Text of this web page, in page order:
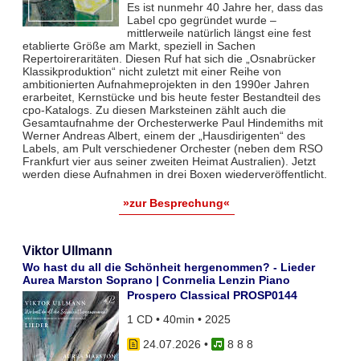
Es ist nunmehr 40 Jahre her, dass das
Label cpo gegründet wurde –
mittlerweile natürlich längst eine fest
etablierte Größe am Markt, speziell in Sachen
Repertoireraritäten. Diesen Ruf hat sich die „Osnabrücker
Klassikproduktion“ nicht zuletzt mit einer Reihe von
ambitionierten Aufnahmeprojekten in den 1990er Jahren
erarbeitet, Kernstücke und bis heute fester Bestandteil des
cpo-Katalogs. Zu diesen Marksteinen zählt auch die
Gesamtaufnahme der Orchesterwerke Paul Hindemiths mit
Werner Andreas Albert, einem der „Hausdirigenten“ des
Labels, am Pult verschiedener Orchester (neben dem RSO
Frankfurt vier aus seiner zweiten Heimat Australien). Jetzt
werden diese Aufnahmen in drei Boxen wiederveröffentlicht.
»zur Besprechung«
Viktor Ullmann
Wo hast du all die Schönheit hergenommen? - Lieder
Aurea Marston Soprano | Conrnelia Lenzin Piano
Prospero Classical PROSP0144
1 CD • 40min • 2025
24.07.2026 •
8 8 8